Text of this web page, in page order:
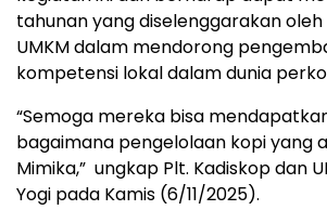
tahunan yang diselenggarakan
UMKM dalam mendorong
kompetensi lokal dalam dunia
“Semoga mereka bisa
bagaimana pengelolaan kopi yang
Mimika,” ungkap Plt. Kadiskop dan
Yogi pada Kamis (6/11/2025).